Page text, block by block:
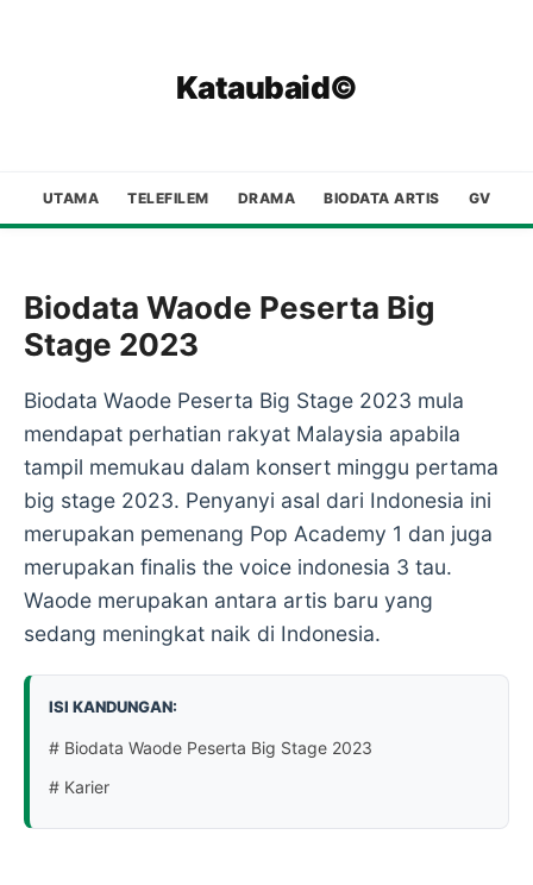
Kataubaid©
UTAMA TELEFILEM DRAMA BIODATA ARTIS GV
Biodata Waode Peserta Big
Stage 2023
Biodata Waode Peserta Big Stage 2023 mula
mendapat perhatian rakyat Malaysia apabila
tampil memukau dalam konsert minggu pertama
big stage 2023. Penyanyi asal dari Indonesia ini
merupakan pemenang Pop Academy 1 dan juga
merupakan finalis the voice indonesia 3 tau.
Waode merupakan antara artis baru yang
sedang meningkat naik di Indonesia.
ISI KANDUNGAN:
# Biodata Waode Peserta Big Stage 2023
# Karier